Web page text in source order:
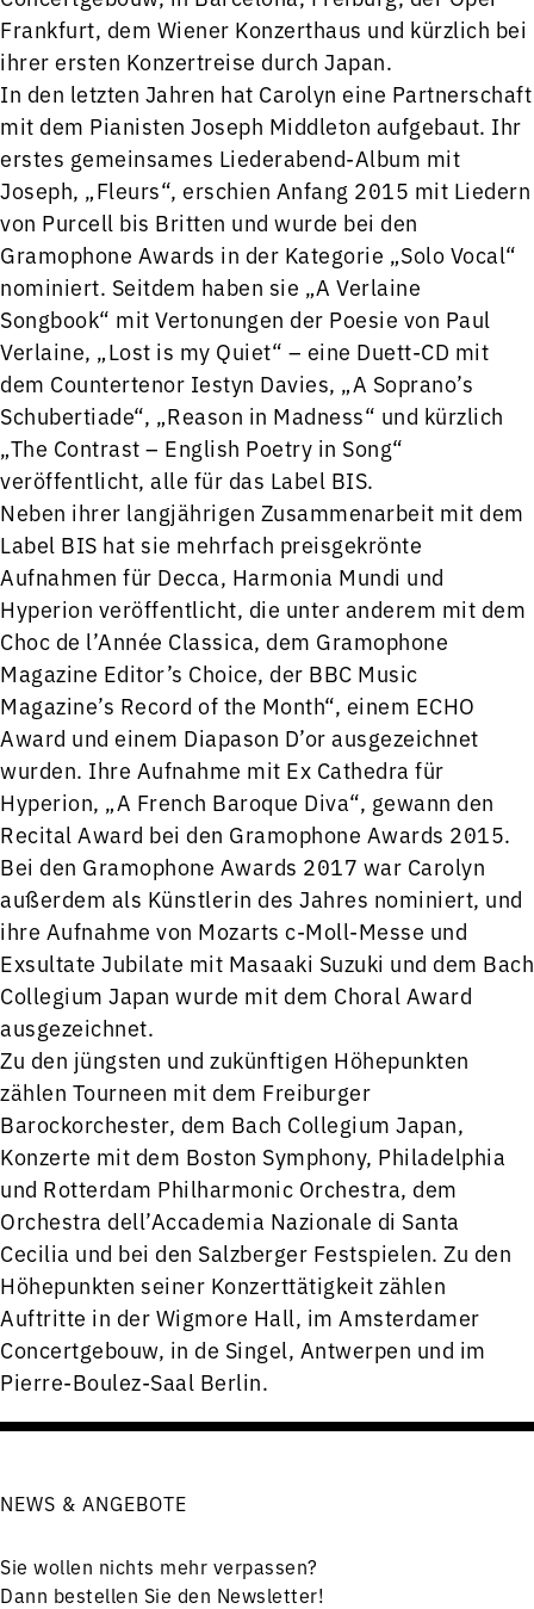
Frankfurt, dem Wiener Konzerthaus und kürzlich bei
ihrer ersten Konzertreise durch Japan.
In den letzten Jahren hat Carolyn eine Partnerschaft
mit dem Pianisten Joseph Middleton aufgebaut. Ihr
erstes gemeinsames Liederabend-Album mit
Joseph, „Fleurs“, erschien Anfang 2015 mit Liedern
von Purcell bis Britten und wurde bei den
Gramophone Awards in der Kategorie „Solo Vocal“
nominiert. Seitdem haben sie „A Verlaine
Songbook“ mit Vertonungen der Poesie von Paul
Verlaine, „Lost is my Quiet“ – eine Duett-CD mit
dem Countertenor Iestyn Davies, „A Soprano’s
Schubertiade“, „Reason in Madness“ und kürzlich
„The Contrast – English Poetry in Song“
veröffentlicht, alle für das Label BIS.
Neben ihrer langjährigen Zusammenarbeit mit dem
Label BIS hat sie mehrfach preisgekrönte
Aufnahmen für Decca, Harmonia Mundi und
Hyperion veröffentlicht, die unter anderem mit dem
Choc de l’Année Classica, dem Gramophone
Magazine Editor’s Choice, der BBC Music
Magazine’s Record of the Month“, einem ECHO
Award und einem Diapason D’or ausgezeichnet
wurden. Ihre Aufnahme mit Ex Cathedra für
Hyperion, „A French Baroque Diva“, gewann den
Recital Award bei den Gramophone Awards 2015.
Bei den Gramophone Awards 2017 war Carolyn
außerdem als Künstlerin des Jahres nominiert, und
ihre Aufnahme von Mozarts c-Moll-Messe und
Exsultate Jubilate mit Masaaki Suzuki und dem Bach
Collegium Japan wurde mit dem Choral Award
ausgezeichnet.
Zu den jüngsten und zukünftigen Höhepunkten
zählen Tourneen mit dem Freiburger
Barockorchester, dem Bach Collegium Japan,
Konzerte mit dem Boston Symphony, Philadelphia
und Rotterdam Philharmonic Orchestra, dem
Orchestra dell’Accademia Nazionale di Santa
Cecilia und bei den Salzberger Festspielen. Zu den
Höhepunkten seiner Konzerttätigkeit zählen
Auftritte in der Wigmore Hall, im Amsterdamer
Concertgebouw, in de Singel, Antwerpen und im
Pierre-Boulez-Saal Berlin.
NEWS & ANGEBOTE
Sie wollen nichts mehr verpassen?
Dann bestellen Sie den Newsletter!